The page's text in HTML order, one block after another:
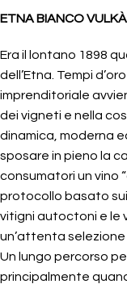
ETNA BIANCO
Era il lontano 1898
dell’Etna. Tempi
imprenditoriale
dei vigneti e nella
dinamica, moderna
sposare in pieno la
consumatori un vino
protocollo basato sui
vitigni autoctoni e le
un’attenta
Un lungo percorso
principalmente